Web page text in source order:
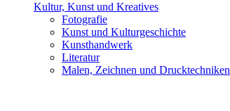
Kultur, Kunst und Kreatives
Fotografie
Kunst und Kulturgeschichte
Kunsthandwerk
Literatur
Malen, Zeichnen und Drucktechniken